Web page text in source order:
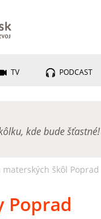
TV PODCAST
kde bude šťastné!
materských škôl Poprad
Poprad